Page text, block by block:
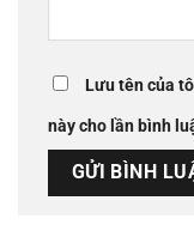
Lưu tên của
này cho lần bình